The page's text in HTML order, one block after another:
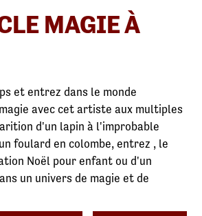
MAGIE À
et entrez dans le monde
avec cet artiste aux multiples
d'un lapin à l'improbable
foulard en colombe, entrez , le
Noël pour enfant ou d'un
un univers de magie et de